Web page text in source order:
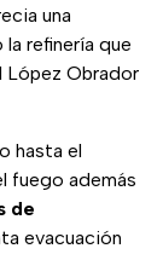
una
refinería que
López Obrador
hasta el
fuego además
de
evacuación